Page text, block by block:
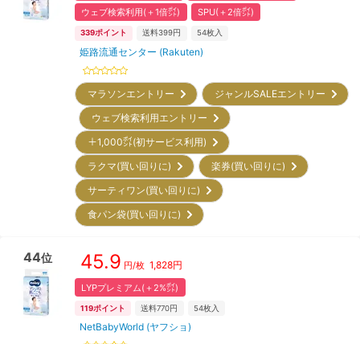
ウェブ検索利用(＋1倍㌽)
SPU(＋2倍㌽)
339ポイント 送料399円 54枚入
姫路流通センター (Rakuten)
マラソンエントリー
ジャンルSALEエントリー
ウェブ検索利用エントリー
＋1,000㌽(初サービス利用)
ラクマ(買い回りに)
楽券(買い回りに)
サーティワン(買い回りに)
食パン袋(買い回りに)
44位 45.9 円/枚 1,828円
LYPプレミアム(＋2%㌽)
119ポイント 送料770円 54枚入
NetBabyWorld (ヤフショ)